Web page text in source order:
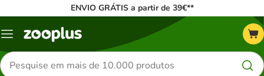
ENVIO GRÁTIS a partir de 39€**
Menu
Pesquisar
produtos